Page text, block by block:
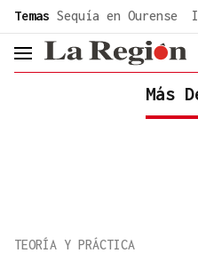
common.go-to-content
Temas Sequía en Ourense
header.menu.open
Más
TEORÍA Y PRÁCTICA